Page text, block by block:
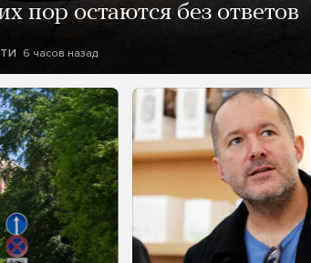
пор остаются без ответов
6 часов назад